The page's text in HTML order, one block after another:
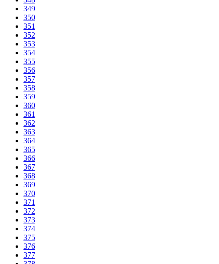
349
350
351
352
353
354
355
356
357
358
359
360
361
362
363
364
365
366
367
368
369
370
371
372
373
374
375
376
377